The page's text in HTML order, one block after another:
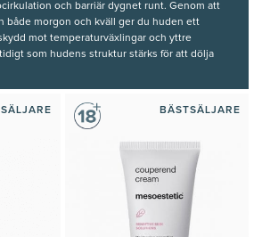
och barriär dygnet runt. Genom att
både morgon och kväll ger du huden ett
mot temperaturväxlingar och yttre
som hudens struktur stärks för att dölja
på reaktiv hud och kärlhälsa. Här finns
att dra samman kärlen visuellt och återställa
hudton, vilket ger en lugnare och mer
på denna sida är framtagna
av våra auktoriserade hudterapeuter.
BÄSTSÄLJARE